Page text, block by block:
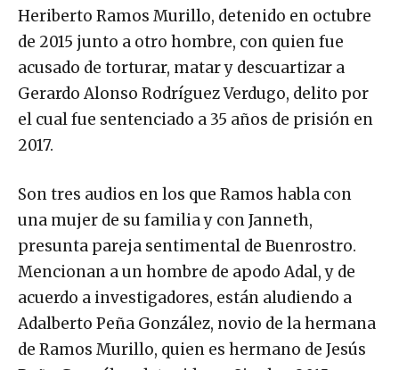
Heriberto Ramos Murillo, detenido en octubre
de 2015 junto a otro hombre, con quien fue
acusado de torturar, matar y descuartizar a
Gerardo Alonso Rodríguez Verdugo, delito por
el cual fue sentenciado a 35 años de prisión en
2017.
Son tres audios en los que Ramos habla con
una mujer de su familia y con Janneth,
presunta pareja sentimental de Buenrostro.
Mencionan a un hombre de apodo Adal, y de
acuerdo a investigadores, están aludiendo a
Adalberto Peña González, novio de la hermana
de Ramos Murillo, quien es hermano de Jesús